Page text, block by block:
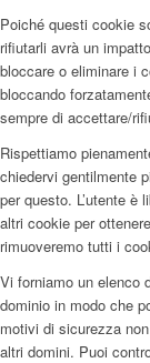
Poiché questi cookie
rifiutarli avrà un
bloccare o eliminare i
bloccando
sempre di accettare/
Rispettiamo
chiedervi gentilmente
per questo. L’utente è
altri cookie per
rimuoveremo tutti i
Vi forniamo un elenco
dominio in modo che
motivi di sicurezza
altri domini. Puoi